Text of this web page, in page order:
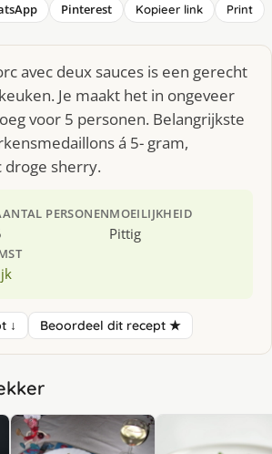
Pinterest Kopieer link Print
avec deux sauces is een gerecht
Je maakt het in ongeveer
voor 5 personen. Belangrijkste
á 5- gram,
droge sherry.
PERSONENMOEILIJKHEID
Pittig
↓ Beoordeel dit recept ★